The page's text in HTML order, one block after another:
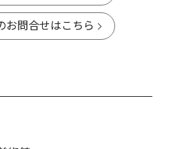
お問合せはこちら